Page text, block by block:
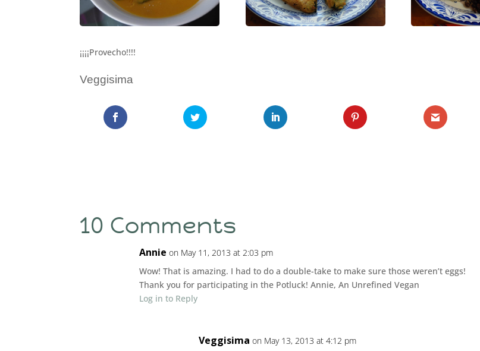
¡¡¡¡Provecho!!!!
Veggisima
10 Comments
Annie on May 11, 2013 at 2:03 pm
Wow! That is amazing. I had to do a double-take to make sure those weren’t eggs!
Thank you for participating in the Potluck! Annie, An Unrefined Vegan
Log in to Reply
Veggisima on May 13, 2013 at 4:12 pm